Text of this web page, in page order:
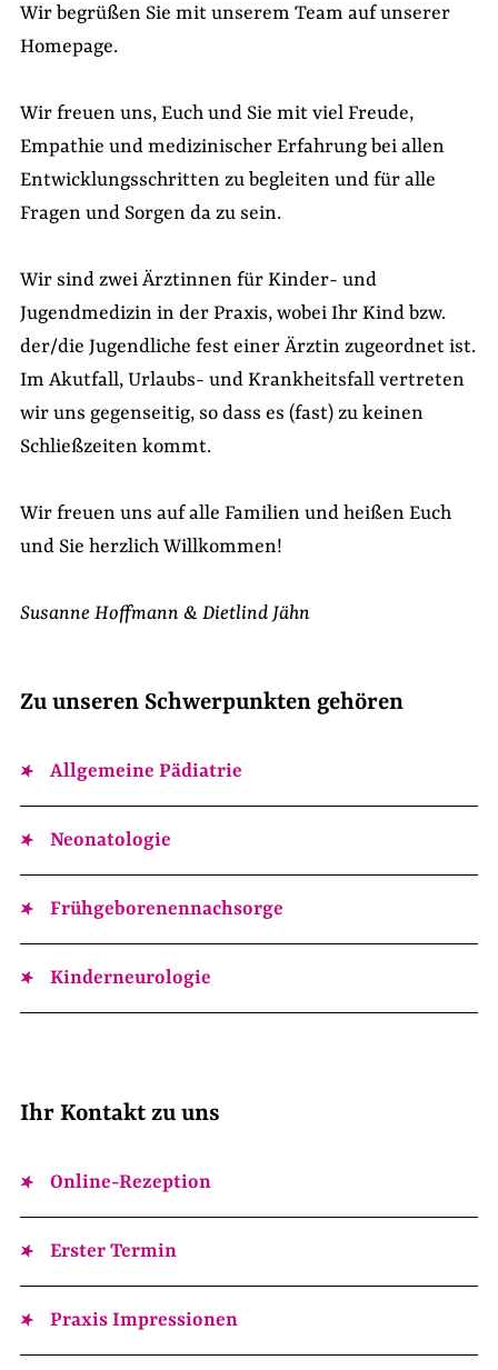
Wir begrüßen Sie mit unserem Team auf unserer
Homepage.
Wir freuen uns, Euch und Sie mit viel Freude,
Empathie und medizinischer Erfahrung bei allen
Entwicklungsschritten zu begleiten und für alle
Fragen und Sorgen da zu sein.
Wir sind zwei Ärztinnen für Kinder- und
Jugendmedizin in der Praxis, wobei Ihr Kind bzw.
der/die Jugendliche fest einer Ärztin zugeordnet ist.
Im Akutfall, Urlaubs- und Krankheitsfall vertreten
wir uns gegenseitig, so dass es (fast) zu keinen
Schließzeiten kommt.
Wir freuen uns auf alle Familien und heißen Euch
und Sie herzlich Willkommen!
Susanne Hoffmann & Dietlind Jähn
Zu unseren Schwerpunkten gehören
Allgemeine Pädiatrie
Neonatologie
Frühgeborenennachsorge
Kinderneurologie
Ihr Kontakt zu uns
Online-Rezeption
Erster Termin
Praxis Impressionen